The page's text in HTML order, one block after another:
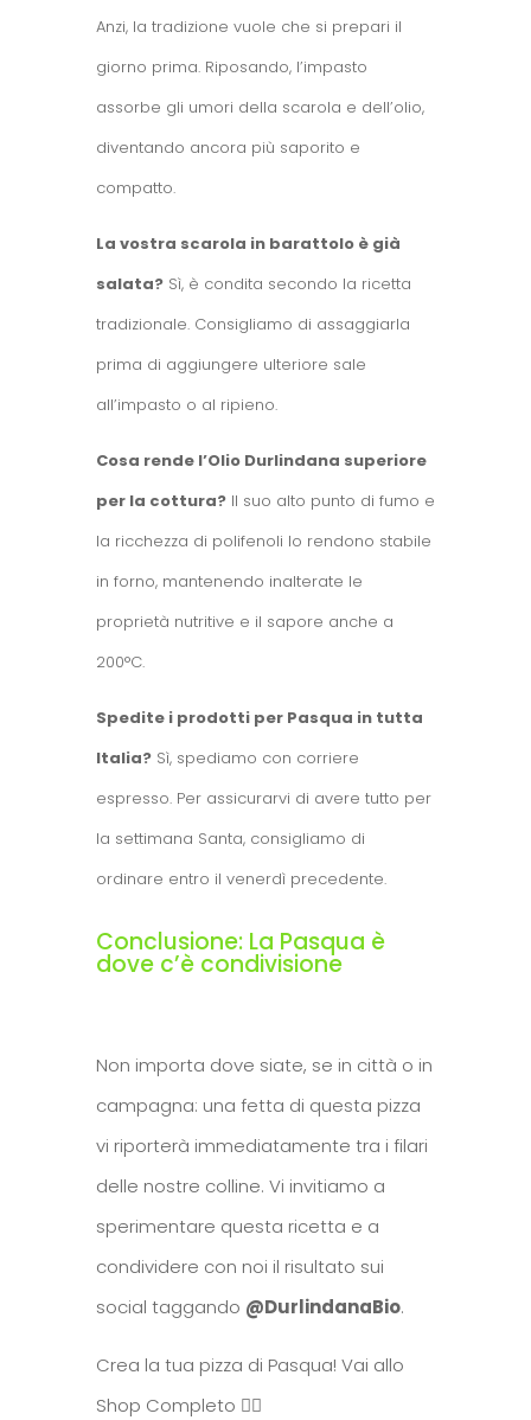
Anzi, la tradizione vuole che si prepari il
giorno prima. Riposando, l’impasto
assorbe gli umori della scarola e dell’olio,
diventando ancora più saporito e
compatto.
La vostra scarola in barattolo è già
salata?Sì, è condita secondo la ricetta
tradizionale. Consigliamo di assaggiarla
prima di aggiungere ulteriore sale
all’impasto o al ripieno.
Cosa rende l’Olio Durlindana superiore
per la cottura?Il suo alto punto di fumo e
la ricchezza di polifenoli lo rendono stabile
in forno, mantenendo inalterate le
proprietà nutritive e il sapore anche a
200°C.
Spedite i prodotti per Pasqua in tutta
Italia?Sì, spediamo con corriere
espresso. Per assicurarvi di avere tutto per
la settimana Santa, consigliamo di
ordinare entro il venerdì precedente.
Conclusione: La Pasqua è
dove c’è condivisione
Non importa dove siate, se in città o in
campagna: una fetta di questa pizza
vi riporterà immediatamente tra i filari
delle nostre colline. Vi invitiamo a
sperimentare questa ricetta e a
condividere con noi il risultato sui
social taggando @DurlindanaBio.
Crea la tua pizza di Pasqua! Vai allo
Shop Completo 👇🏻